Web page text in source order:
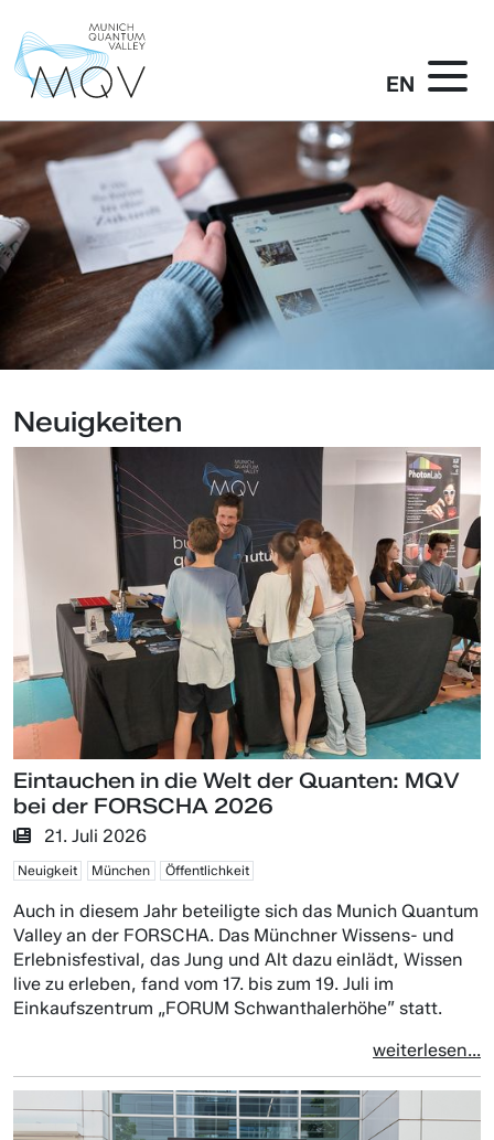
EN
Neuigkeiten
Eintauchen in die Welt der Quanten: MQV
bei der FORSCHA 2026
21. Juli 2026
Neuigkeit München Öffentlichkeit
Auch in diesem Jahr beteiligte sich das Munich Quantum
Valley an der FORSCHA. Das Münchner Wissens- und
Erlebnisfestival, das Jung und Alt dazu einlädt, Wissen
live zu erleben, fand vom 17. bis zum 19. Juli im
Einkaufszentrum „FORUM Schwanthalerhöhe” statt.
weiterlesen...